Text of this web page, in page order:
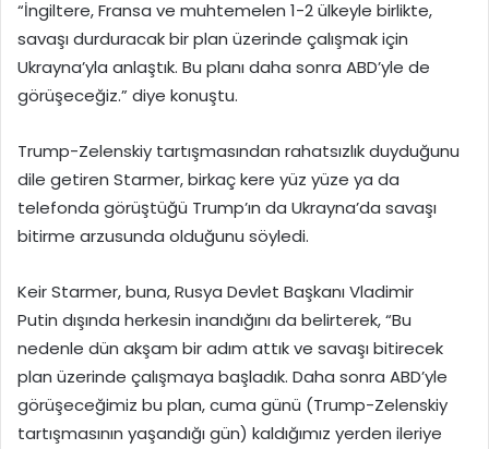
“İngiltere, Fransa ve muhtemelen 1-2 ülkeyle birlikte,
savaşı durduracak bir plan üzerinde çalışmak için
Ukrayna’yla anlaştık. Bu planı daha sonra ABD’yle de
görüşeceğiz.” diye konuştu.
Trump-Zelenskiy tartışmasından rahatsızlık duyduğunu
dile getiren Starmer, birkaç kere yüz yüze ya da
telefonda görüştüğü Trump’ın da Ukrayna’da savaşı
bitirme arzusunda olduğunu söyledi.
Keir Starmer, buna, Rusya Devlet Başkanı Vladimir
Putin dışında herkesin inandığını da belirterek, “Bu
nedenle dün akşam bir adım attık ve savaşı bitirecek
plan üzerinde çalışmaya başladık. Daha sonra ABD’yle
görüşeceğimiz bu plan, cuma günü (Trump-Zelenskiy
tartışmasının yaşandığı gün) kaldığımız yerden ileriye